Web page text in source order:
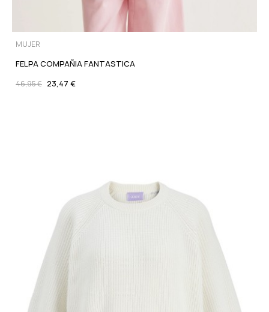
MUJER
FELPA COMPAÑIA FANTASTICA
46,95 € 23,47 €